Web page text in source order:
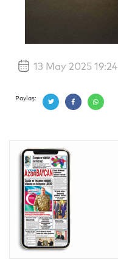
13 May 2025 19:24
Paylaş: